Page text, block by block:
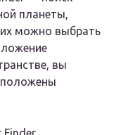
планеты,
их можно выбрать
вы